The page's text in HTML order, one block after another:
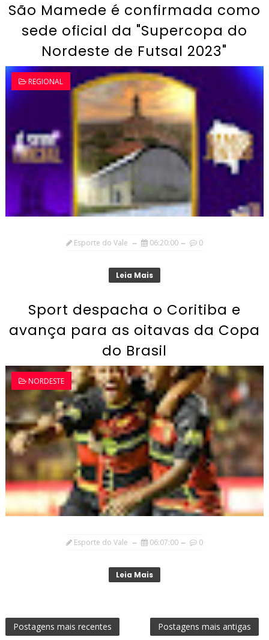
São Mamede é confirmada como
sede oficial da "Supercopa do
Nordeste de Futsal 2023"
REGIONAL
Esporte do Vale 06:20:00 0
Leia Mais
Sport despacha o Coritiba e
avança para as oitavas da Copa
do Brasil
NORDESTE
Esporte do Vale 06:07:00 0
Leia Mais
Postagens mais recentes Postagens mais antigas